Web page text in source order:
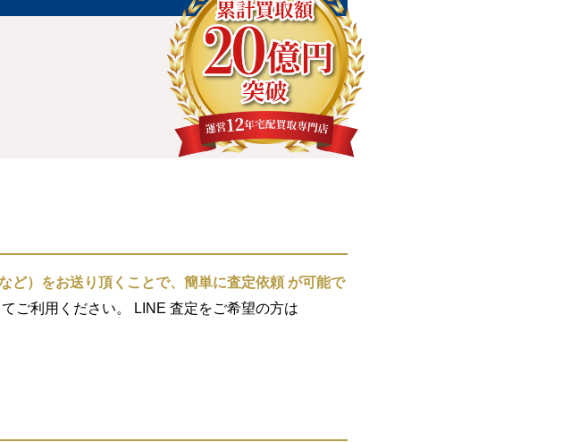
ど）をお送り頂くことで、簡単に査定依頼 が可能で
ご利用ください。 LINE 査定をご希望の方は